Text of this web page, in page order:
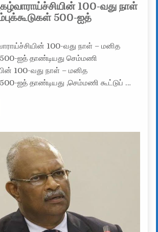
100-வது நாள்
500-ஐத்
100-வது நாள் – மனித
500-ஐத் தாண்டியது செம்மணி
100-வது நாள் – மனித
500-ஐத் தாண்டியது ,செம்மணி கூட்டுப் …